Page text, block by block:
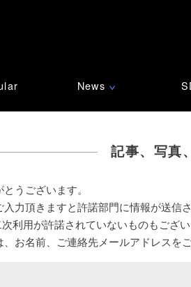
News ∨
記事、写真
うございます。
入力頂きますと許諾部門に情報が送信
利用が許諾されていないものもござ
、お名前、ご連絡先メールアドレスを